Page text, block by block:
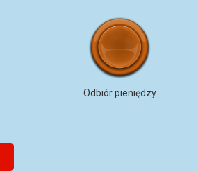
Odbiór pieniędzy